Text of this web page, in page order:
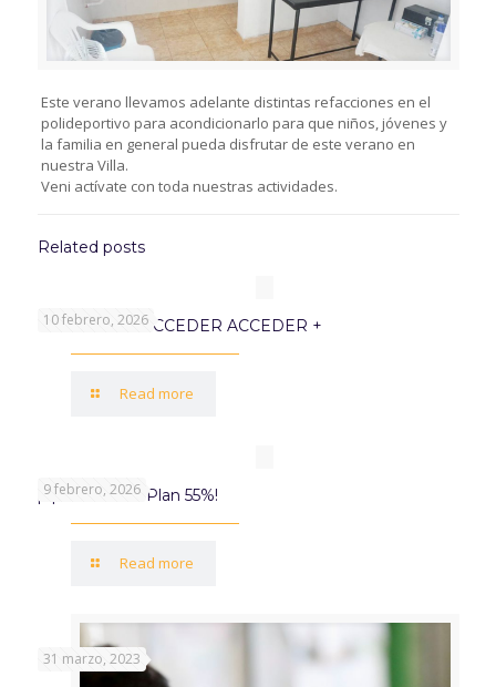
Este verano llevamos adelante distintas refacciones en el
polideportivo para acondicionarlo para que niños, jóvenes y
la familia en general pueda disfrutar de este verano en
nuestra Villa.
Veni actívate con toda nuestras actividades.
Related posts
10 febrero, 2026
PROGRAMA ACCEDER ACCEDER +
Read more
9 febrero, 2026
¡Aprovechá el Plan 55%!
Read more
31 marzo, 2023